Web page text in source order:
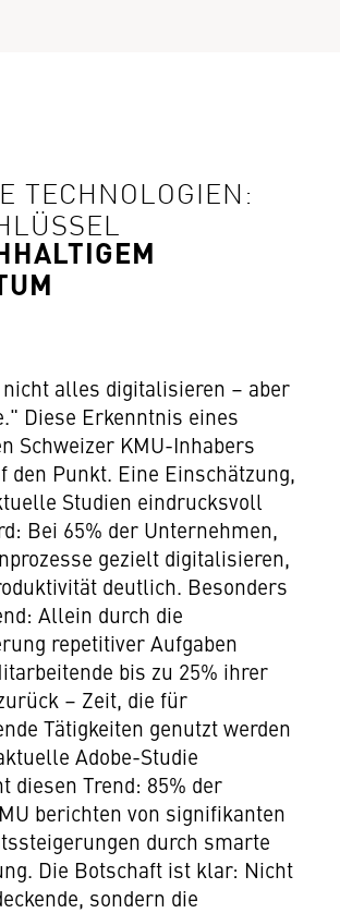
TECHNOLOGIEN:
alles digitalisieren – aber
Diese Erkenntnis eines
Schweizer KMU-Inhabers
den Punkt. Eine Einschätzung,
Studien eindrucksvoll
Bei 65% der Unternehmen,
gezielt digitalisieren,
deutlich. Besonders
Allein durch die
repetitiver Aufgaben
bis zu 25% ihrer
– Zeit, die für
Tätigkeiten genutzt werden
Adobe-Studie
diesen Trend: 85% der
berichten von signifikanten
durch smarte
Die Botschaft ist klar: Nicht
sondern die